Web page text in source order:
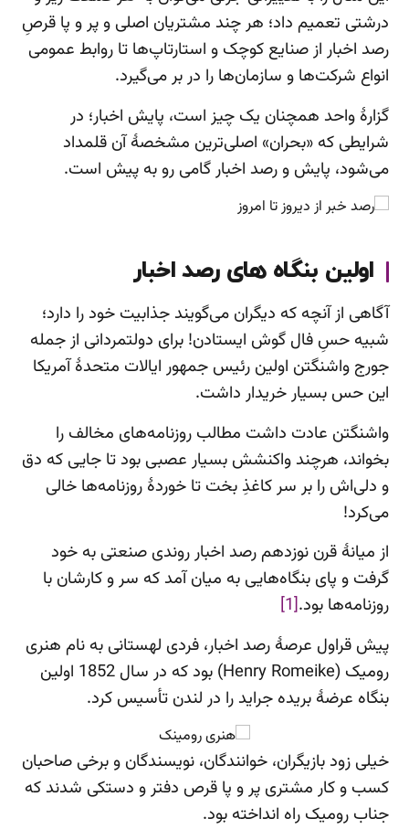
درشتی تعمیم داد؛ هر چند مشتریان اصلی و پر و پا قرصِ
رصد اخبار از صنایع کوچک و استارتاپ‌ها تا روابط عمومی
انواع شرکت‌ها و سازمان‌ها را در بر می‌گیرد.
گزارۀ واحد همچنان یک چیز است، پایش اخبار؛ در
شرایطی که «بحران» اصلی‌ترین مشخصۀ آن قلمداد
می‌شود، پایش و رصد اخبار گامی رو به پیش است.
اولین بنگاه های رصد اخبار
آگاهی از آنچه که دیگران می‌گویند جذابیت خود را دارد؛
شبیه حسِ فال گوش ایستادن! برای دولتمردانی از جمله
جورج واشنگتن اولین رئیس جمهور ایالات متحدۀ آمریکا
این حس بسیار خریدار داشت.
واشنگتن عادت داشت مطالب روزنامه‌های مخالف را
بخواند، هرچند واکنشش بسیار عصبی بود تا جایی که دق
و دلی‌اش را بر سر کاغذِ بخت تا خوردۀ روزنامه‌ها خالی
می‌کرد!
از میانۀ قرن نوزدهم رصد اخبار روندی صنعتی به خود
گرفت و پای بنگاه‌هایی به میان آمد که سر و کارشان با
روزنامه‌ها بود.[1]
پیش قراول عرصۀ رصد اخبار، فردی لهستانی به نام هنری
رومیک (Henry Romeike) بود که در سال 1852 اولین
بنگاه عرضۀ بریده جراید را در لندن تأسیس کرد.
خیلی زود بازیگران، خوانندگان، نویسندگان و برخی صاحبان
کسب و کار مشتری پر و پا قرص دفتر و دستکی شدند که
جناب رومیک راه انداخته بود.